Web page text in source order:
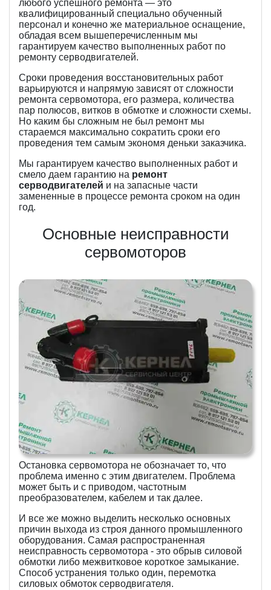
любого успешного ремонта — это
квалифицированный специально обученный
персонал и конечно же материальное оснащение,
обладая всем вышеперечисленным мы
гарантируем качество выполненных работ по
ремонту серводвигателей.
Сроки проведения восстановительных работ
варьируются и напрямую зависят от сложности
ремонта сервомотора, его размера, количества
пар полюсов, витков в обмотке и сложности схемы.
Но каким бы сложным не был ремонт мы
стараемся максимально сократить сроки его
проведения тем самым экономя деньки заказчика.
Мы гарантируем качество выполненных работ и
смело даем гарантию на ремонт
серводвигателей и на запасные части
замененные в процессе ремонта сроком на один
год.
Основные неисправности
сервомоторов
Остановка сервомотора не обозначает то, что
проблема именно с этим двигателем. Проблема
может быть и с приводом, частотным
преобразователем, кабелем и так далее.
И все же можно выделить несколько основных
причин выхода из строя данного промышленного
оборудования. Самая распространенная
неисправность сервомотора - это обрыв силовой
обмотки либо межвитковое короткое замыкание.
Способ устранения только один, перемотка
силовых обмоток серводвигателя.